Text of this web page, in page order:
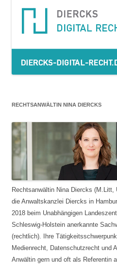
RECHTSANWÄLTIN NINA DIERCKS
Rechtsanwältin Nina Diercks
die Anwaltskanzlei Diercks in
2018 beim Unabhängigen
Schleswig-Holstein anerkannte
(rechtlich). Ihre
Medienrecht, Datenschutzrecht und
Anwältin gern und oft als Referentin